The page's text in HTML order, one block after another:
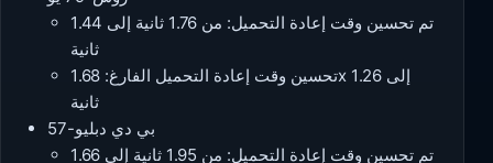
تم تحسين وقت إعادة التحميل: من 1.76 ثانية إلى 1.44
ثانية
تحسين وقت إعادة التحميل الفارغ: 1.68x إلى 1.26
ثانية
بي دي دبليو-57
تم تحسين وقت إعادة التحميل: من 1.95 ثانية إلى 1.66